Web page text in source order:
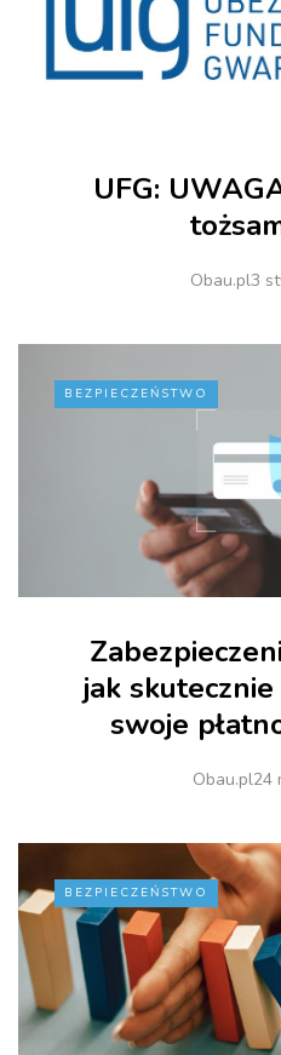
UFG:
Obau.pl3
BEZPIECZEŃSTWO
jak
swoje
Obau.pl24
BEZPIECZEŃSTWO